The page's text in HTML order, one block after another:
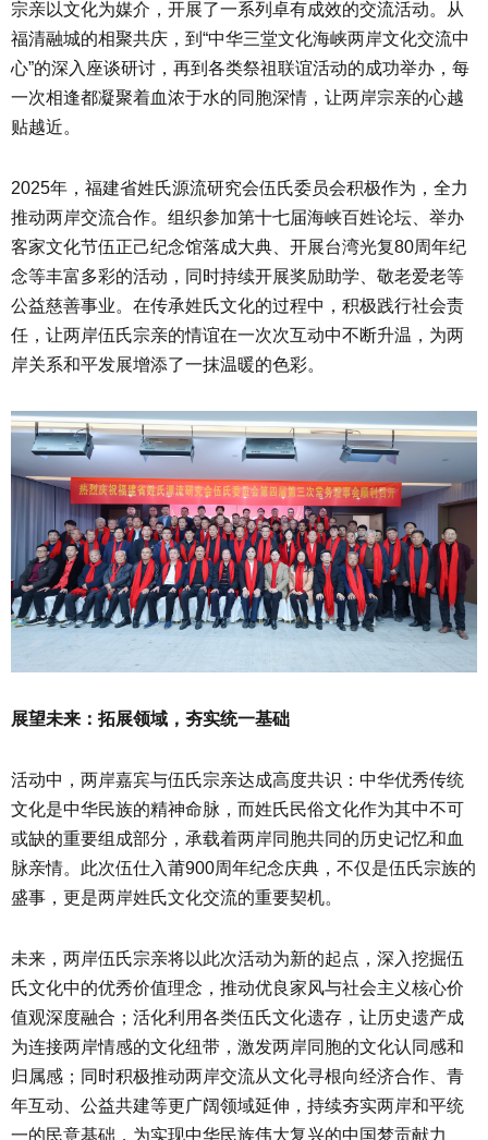
宗亲以文化为媒介，开展了一系列卓有成效的交流活动。从
福清融城的相聚共庆，到“中华三堂文化海峡两岸文化交流中
心”的深入座谈研讨，再到各类祭祖联谊活动的成功举办，每
一次相逢都凝聚着血浓于水的同胞深情，让两岸宗亲的心越
贴越近。
2025年，福建省姓氏源流研究会伍氏委员会积极作为，全力
推动两岸交流合作。组织参加第十七届海峡百姓论坛、举办
客家文化节伍正己纪念馆落成大典、开展台湾光复80周年纪
念等丰富多彩的活动，同时持续开展奖励助学、敬老爱老等
公益慈善事业。在传承姓氏文化的过程中，积极践行社会责
任，让两岸伍氏宗亲的情谊在一次次互动中不断升温，为两
岸关系和平发展增添了一抹温暖的色彩。
展望未来：拓展领域，夯实统一基础
活动中，两岸嘉宾与伍氏宗亲达成高度共识：中华优秀传统
文化是中华民族的精神命脉，而姓氏民俗文化作为其中不可
或缺的重要组成部分，承载着两岸同胞共同的历史记忆和血
脉亲情。此次伍仕入莆900周年纪念庆典，不仅是伍氏宗族的
盛事，更是两岸姓氏文化交流的重要契机。
未来，两岸伍氏宗亲将以此次活动为新的起点，深入挖掘伍
氏文化中的优秀价值理念，推动优良家风与社会主义核心价
值观深度融合；活化利用各类伍氏文化遗存，让历史遗产成
为连接两岸情感的文化纽带，激发两岸同胞的文化认同感和
归属感；同时积极推动两岸交流从文化寻根向经济合作、青
年互动、公益共建等更广阔领域延伸，持续夯实两岸和平统
一的民意基础，为实现中华民族伟大复兴的中国梦贡献力